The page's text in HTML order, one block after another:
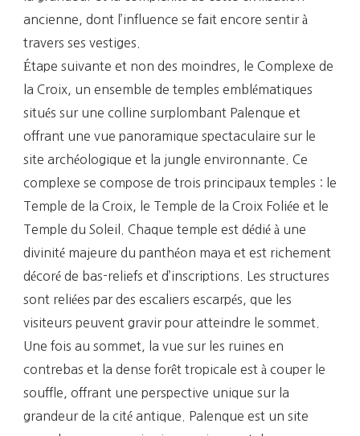
ancienne, dont l’influence se fait encore sentir à
travers ses vestiges.
Étape suivante et non des moindres, le Complexe de
la Croix, un ensemble de temples emblématiques
situés sur une colline surplombant Palenque et
offrant une vue panoramique spectaculaire sur le
site archéologique et la jungle environnante. Ce
complexe se compose de trois principaux temples : le
Temple de la Croix, le Temple de la Croix Foliée et le
Temple du Soleil. Chaque temple est dédié à une
divinité majeure du panthéon maya et est richement
décoré de bas-reliefs et d’inscriptions. Les structures
sont reliées par des escaliers escarpés, que les
visiteurs peuvent gravir pour atteindre le sommet.
Une fois au sommet, la vue sur les ruines en
contrebas et la dense forêt tropicale est à couper le
souffle, offrant une perspective unique sur la
grandeur de la cité antique. Palenque est un site